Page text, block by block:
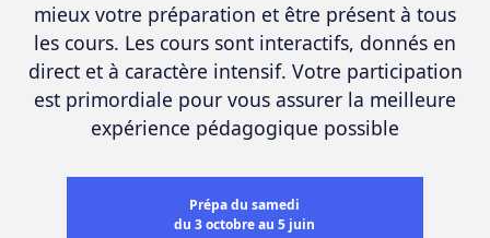
mieux votre préparation et être présent à tous
les cours. Les cours sont interactifs, donnés en
direct et à caractère intensif. Votre participation
est primordiale pour vous assurer la meilleure
expérience pédagogique possible
Prépa du samedi
du 3 octobre au 5 juin